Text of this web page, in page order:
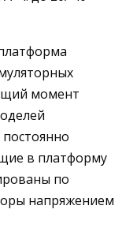
момент
в платформу
по
напряжением